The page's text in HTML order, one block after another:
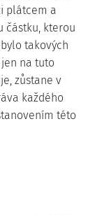
plátcem a
částku, kterou
takových
na tuto
zůstane v
každého
této